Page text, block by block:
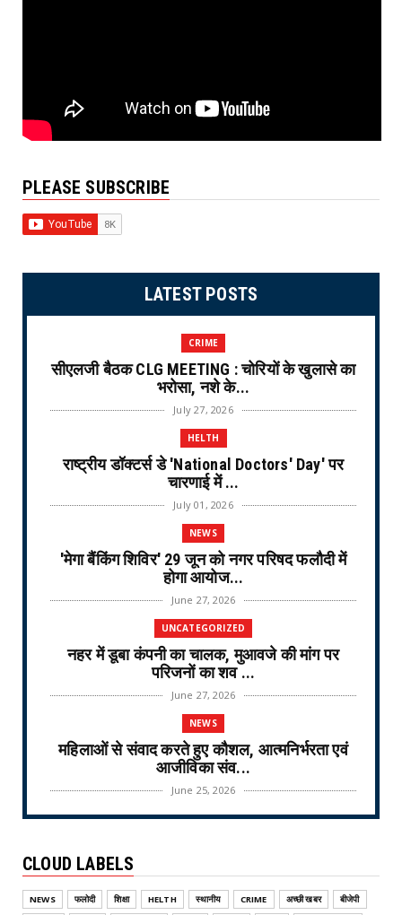
PLEASE SUBSCRIBE
LATEST POSTS
CRIME
सीएलजी बैठक CLG MEETING : चोरियों के खुलासे का
भरोसा, नशे के...
July 27, 2026
HELTH
राष्ट्रीय डॉक्टर्स डे 'National Doctors' Day' पर
चारणाई में ...
July 01, 2026
NEWS
'मेगा बैंकिंग शिविर' 29 जून को नगर परिषद फलौदी में
होगा आयोज...
June 27, 2026
UNCATEGORIZED
नहर में डूबा कंपनी का चालक, मुआवजे की मांग पर
परिजनों का शव ...
June 27, 2026
NEWS
महिलाओं से संवाद करते हुए कौशल, आत्मनिर्भरता एवं
आजीविका संव...
June 25, 2026
NEWS
CLOUD LABELS
NEWS फलोदी शिक्षा HELTH स्थानीय CRIME अच्छी खबर
बीजेपी